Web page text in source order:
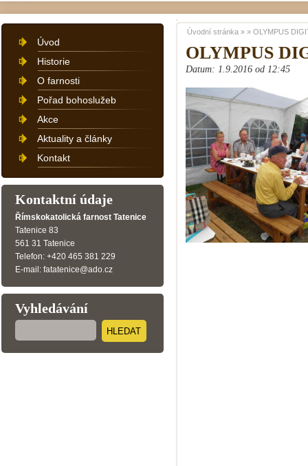
OLYMPUS
Datum: 1.9.2016 od 12:45
Úvodní stránka » » OLYMPUS
Úvod
Historie
O farnosti
Pořad bohoslužeb
Akce
Aktuality a články
Kontakt
Kontaktní údaje
Římskokatolická farnost Tatenice
Tatenice 83
561 31 Tatenice
Telefon: +420 465 381 229
E-mail: fatatenice@ado.cz
Vyhledávání
HLEDAT